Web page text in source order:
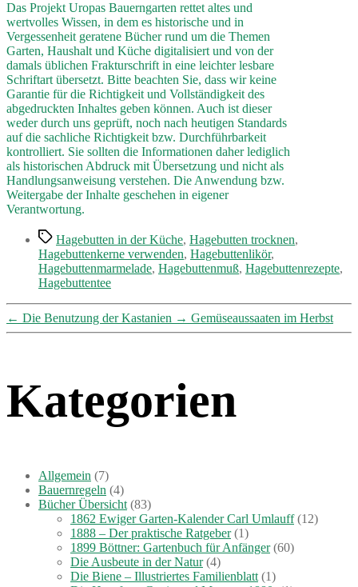
Das Projekt Uropas Bauerngarten rettet altes und
wertvolles Wissen, in dem es historische und in
Vergessenheit geratene Bücher rund um die Themen
Garten, Haushalt und Küche digitalisiert und von der
damals üblichen Frakturschrift in eine leichter lesbare
Schriftart übersetzt. Bitte beachten Sie, dass wir keine
Garantie für die Richtigkeit und Vollständigkeit des
abgedruckten Inhaltes geben können. Auch ist dieser
weder durch uns geprüft, noch nach heutigen Standards
auf die sachliche Richtigkeit bzw. Durchführbarkeit
kontrolliert. Sie sollten die Informationen daher lediglich
als historischen Abdruck mit Übersetzung und nicht als
Handlungsanweisung verstehen. Die Anwendung bzw.
Weitergabe der Inhalte geschehen in eigener
Verantwortung.
Schlagwörter
Hagebutten in der Küche, Hagebutten trocknen,
Hagebuttenkerne verwenden, Hagebuttenlikör,
Hagebuttenmarmelade, Hagebuttenmuß, Hagebuttenrezepte,
Hagebuttentee
← Die Benutzung der Kastanien → Gemüseaussaaten im Herbst
Kategorien
Allgemein (7)
Bauernregeln (4)
Bücher Übersicht (83)
1862 Ewiger Garten-Kalender Carl Umlauff(12)
1888 – Der praktische Ratgeber(1)
1899 Böttner: Gartenbuch für Anfänger(60)
Die Ausbeute in der Natur(4)
Die Biene – Illustriertes Familienblatt (1)